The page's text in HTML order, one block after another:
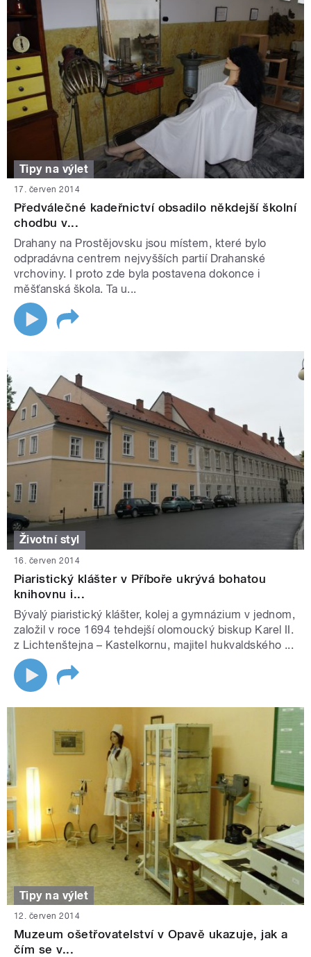
Tipy na výlet
17. červen 2014
Předválečné kadeřnictví obsadilo někdejší školní
chodbu v...
Drahany na Prostějovsku jsou místem, které bylo
odpradávna centrem nejvyšších partií Drahanské
vrchoviny. I proto zde byla postavena dokonce i
měšťanská škola. Ta u...
Životní styl
16. červen 2014
Piaristický klášter v Příboře ukrývá bohatou
knihovnu i...
Bývalý piaristický klášter, kolej a gymnázium v jednom,
založil v roce 1694 tehdejší olomoucký biskup Karel II.
z Lichtenštejna – Kastelkornu, majitel hukvaldského ...
Tipy na výlet
12. červen 2014
Muzeum ošetřovatelství v Opavě ukazuje, jak a
čím se v...